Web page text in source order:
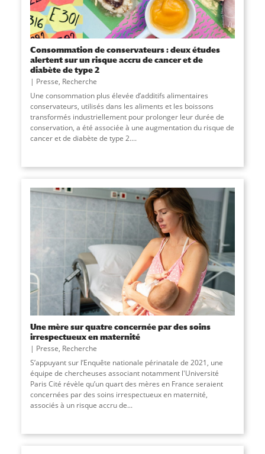
Consommation de conservateurs : deux études
alertent sur un risque accru de cancer et de
diabète de type 2
Presse, Recherche
Une consommation plus élevée d’additifs alimentaires
conservateurs, utilisés dans les aliments et les boissons
transformés industriellement pour prolonger leur durée de
conservation, a été associée à une augmentation du risque de
cancer et de diabète de type 2....
Une mère sur quatre concernée par des soins
irrespectueux en maternité
Presse, Recherche
S’appuyant sur l’Enquête nationale périnatale de 2021, une
équipe de chercheuses associant notamment l'Université
Paris Cité révèle qu’un quart des mères en France seraient
concernées par des soins irrespectueux en maternité,
associés à un risque accru de...